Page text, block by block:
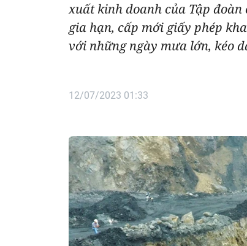
xuất kinh doanh của Tập
gia hạn, cấp mới giấy phép
với những ngày mưa lớn, kéo
12/07/2023 01:33